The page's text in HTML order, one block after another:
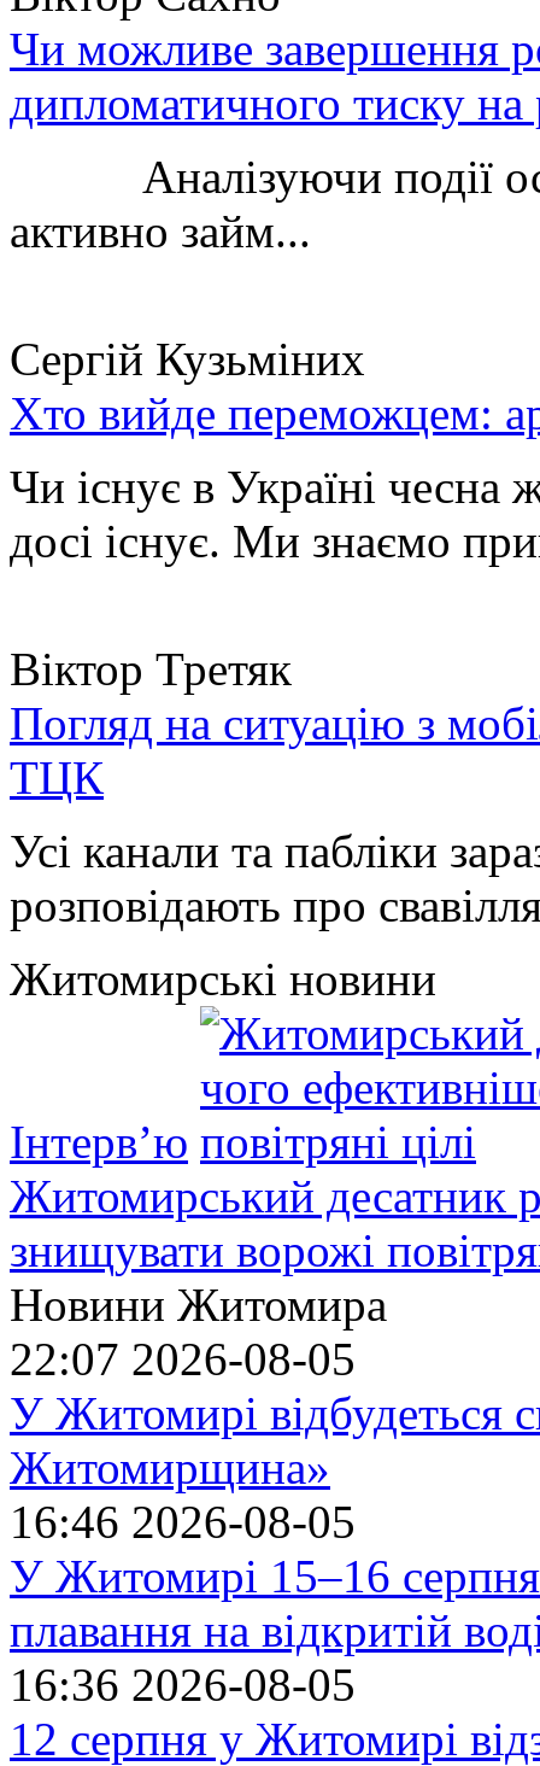
Чи можливе завершення
дипломатичного тиску
Аналізуючи події
активно займ...
Сергій Кузьміних
Хто вийде переможцем:
Чи існує в Україні чесна
досі існує. Ми знаємо
Віктор Третяк
Погляд на ситуацію з
ТЦК
Усі канали та пабліки
розповідають про
Житомирські новини
Інтерв’ю
Житомирський десатник
знищувати ворожі
Новини Житомира
22:07 2026-08-05
У Житомирі відбудеться
Житомирщина»
16:46 2026-08-05
У Житомирі 15–16 серпня
плавання на відкритій
16:36 2026-08-05
12 серпня у Житомирі